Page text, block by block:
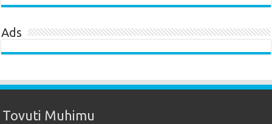
Ads
Tovuti Muhimu